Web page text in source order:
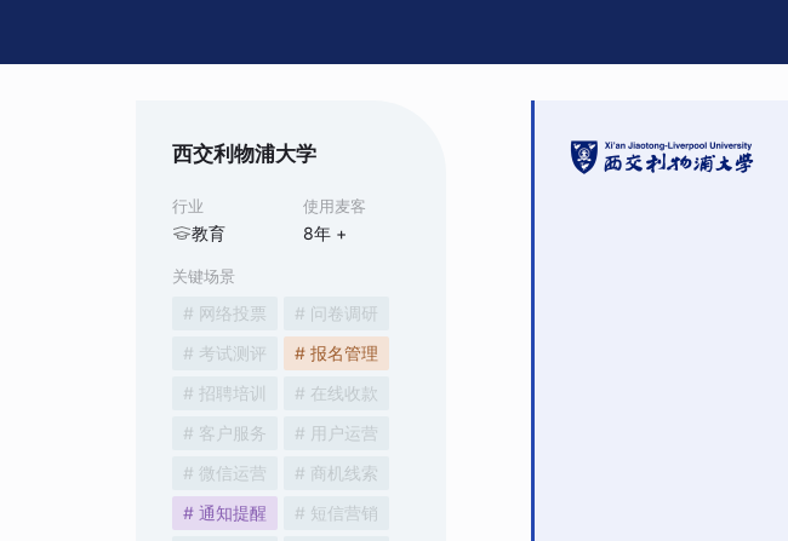
西交利物浦大学
行业
教育
使用麦客
8年 +
关键场景
# 网络投票
# 问卷调研
# 考试测评
# 报名管理
# 招聘培训
# 在线收款
# 客户服务
# 用户运营
# 微信运营
# 商机线索
# 通知提醒
# 短信营销